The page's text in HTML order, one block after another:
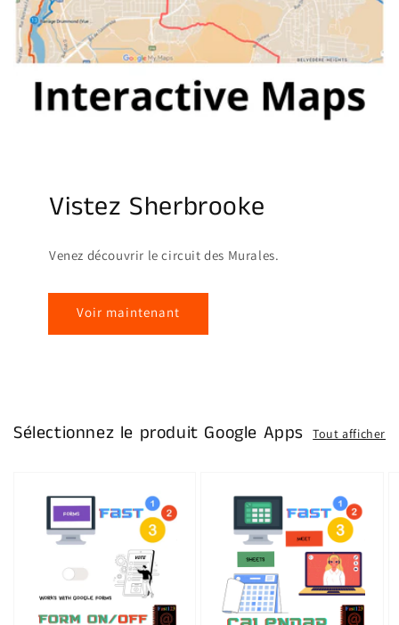
Vistez Sherbrooke
Venez découvrir le circuit des Murales.
Voir maintenant
Sélectionnez le produit Google Apps Tout afficher